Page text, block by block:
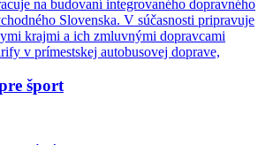
na budovaní integrovaného dopravného
Slovenska. V súčasnosti pripravuje
krajmi a ich zmluvnými dopravcami
v prímestskej autobusovej doprave,
šport